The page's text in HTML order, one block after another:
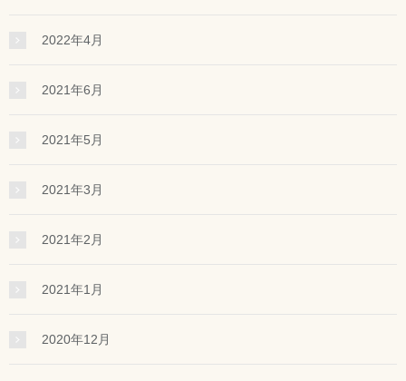
2022年4月
2021年6月
2021年5月
2021年3月
2021年2月
2021年1月
2020年12月